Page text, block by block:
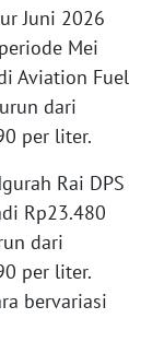
Juni 2026
Mei
Aviation Fuel
dari
per liter.
Rai DPS
Rp23.480
dari
per liter.
bervariasi